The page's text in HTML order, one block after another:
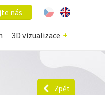
3D vizualizace
nás
Zpět